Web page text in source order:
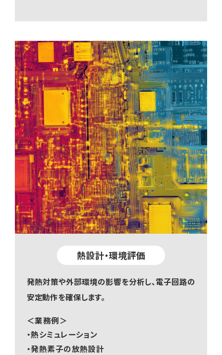
熱設計・環境評価
発熱対策や外部環境の影響を分析し、電子回路の
安定動作を確保します。
＜業務例＞
・熱シミュレーション
・発熱素子の放熱設計